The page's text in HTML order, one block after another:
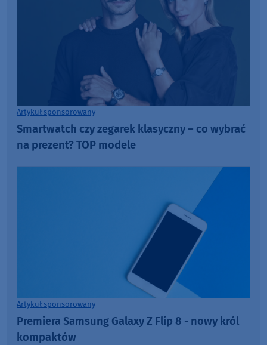
Artykuł sponsorowany
Smartwatch czy zegarek klasyczny – co wybrać
na prezent? TOP modele
Artykuł sponsorowany
Premiera Samsung Galaxy Z Flip 8 - nowy król
kompaktów